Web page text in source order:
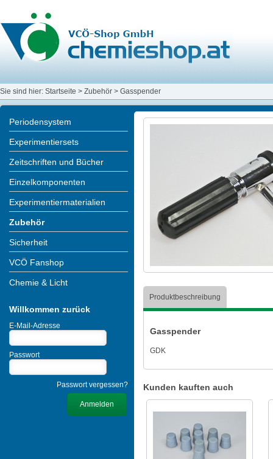
Sie sind hier: Startseite > Zubehör > Gasspender
Periodensystem
Experimentiersets
Zeitschriften und Bücher
Einzelkomponenten
Experimentiermaterialien
Zubehör
Sicherheit
VCÖ Fanshop
Chemie & Licht
Willkommen zurück
E-Mail-Adresse
Passwort
Passwort vergessen?
Produktbeschreibung
Gasspender
GDK
Kunden kauften auch